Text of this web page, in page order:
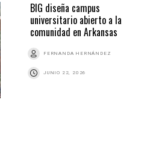
BIG diseña campus
universitario abierto a la
comunidad en Arkansas
FERNANDA HERNÁNDEZ
JUNIO 22, 2026